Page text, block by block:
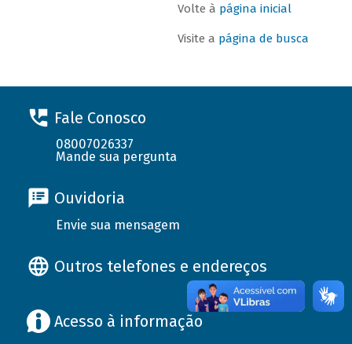
Volte à página inicial
Visite a página de busca
Fale Conosco
08007026337
Mande sua pergunta
Ouvidoria
Envie sua mensagem
Outros telefones e endereços
Acesso à informação